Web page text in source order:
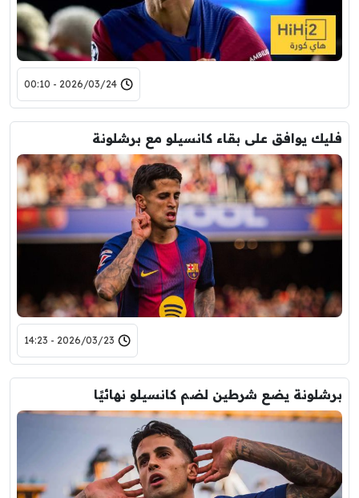
2026/03/24 - 00:10
فليك يوافق على بقاء كانسيلو مع برشلونة
2026/03/23 - 14:23
برشلونة يضع شرطين لضم كانسيلو نهائيًا